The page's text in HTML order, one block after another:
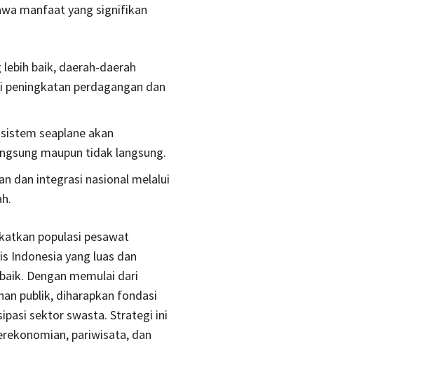
manfaat yang signifikan
baik, daerah-daerah
perdagangan dan
seaplane akan
maupun tidak langsung.
dan integrasi nasional melalui
populasi pesawat
Indonesia yang luas dan
Dengan memulai dari
publik, diharapkan fondasi
sektor swasta. Strategi ini
pariwisata, dan